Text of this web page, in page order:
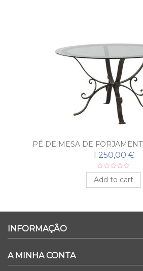
PÉ DE MESA DE
1 250,00 €
Add to cart
INFORMAÇÃO
A MINHA CONTA